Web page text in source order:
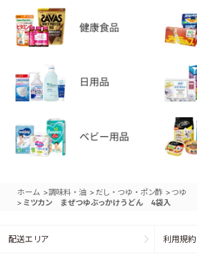
ホーム >調味料・油 > だし・つゆ・ポン酢 > つゆ
> ミツカン まぜつゆぶっかけうどん 4袋入
配送エリア 利用規約